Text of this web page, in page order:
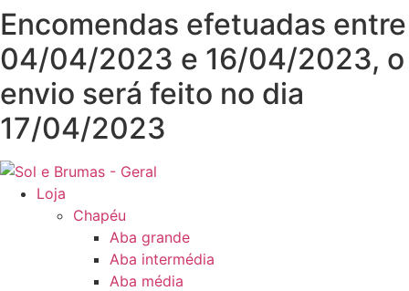
Pular
para
o
conteúdo
Encomendas efetuadas entre
04/04/2023 e 16/04/2023, o
envio será feito no dia
17/04/2023
Loja
Chapéu
Aba grande
Aba intermédia
Aba média